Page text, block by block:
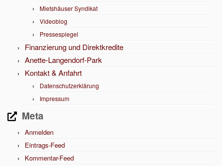
Mietshäuser Syndikat
Videoblog
Pressespiegel
Finanzierung und Direktkredite
Anette-Langendorf-Park
Kontakt & Anfahrt
Datenschutzerklärung
Impressum
Meta
Anmelden
Eintrags-Feed
Kommentar-Feed